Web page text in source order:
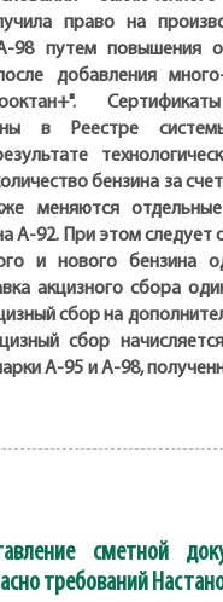
право на
путем повышения
добавления
в Реестре
бензина за
меняются отдельные
А-92. При этом следует
и нового бензина
акцизного сбора
сбор на
сбор
А-95 и А-98,
сметной
требований